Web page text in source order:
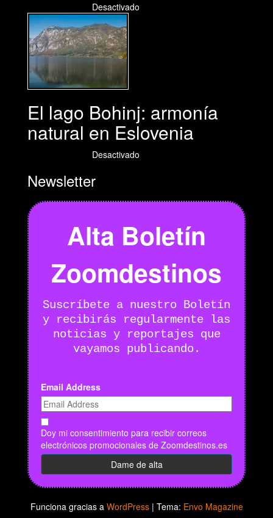
Desactivado
El lago Bohinj: armonía
natural en Eslovenia
Desactivado
Newsletter
Alta Boletín
Zoomdestinos
Suscríbete a nuestro Boletín
y recibirás regularmente las
noticias y reportajes que
vayamos publicando.
Email Address
Doy mi consentimiento para recibir correos
electrónicos promocionales de Zoomdestinos.es
Funciona gracias a WordPress | Tema: Envo Magazine